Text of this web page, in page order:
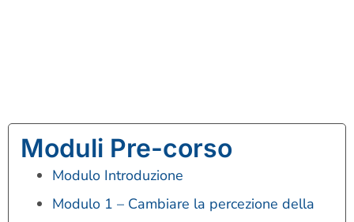
Moduli Pre-corso
Modulo Introduzione
Modulo 1 – Cambiare la percezione della